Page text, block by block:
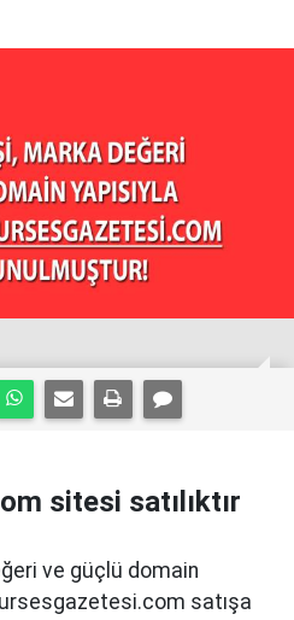
sitesi satılıktır
ve güçlü domain
satışa